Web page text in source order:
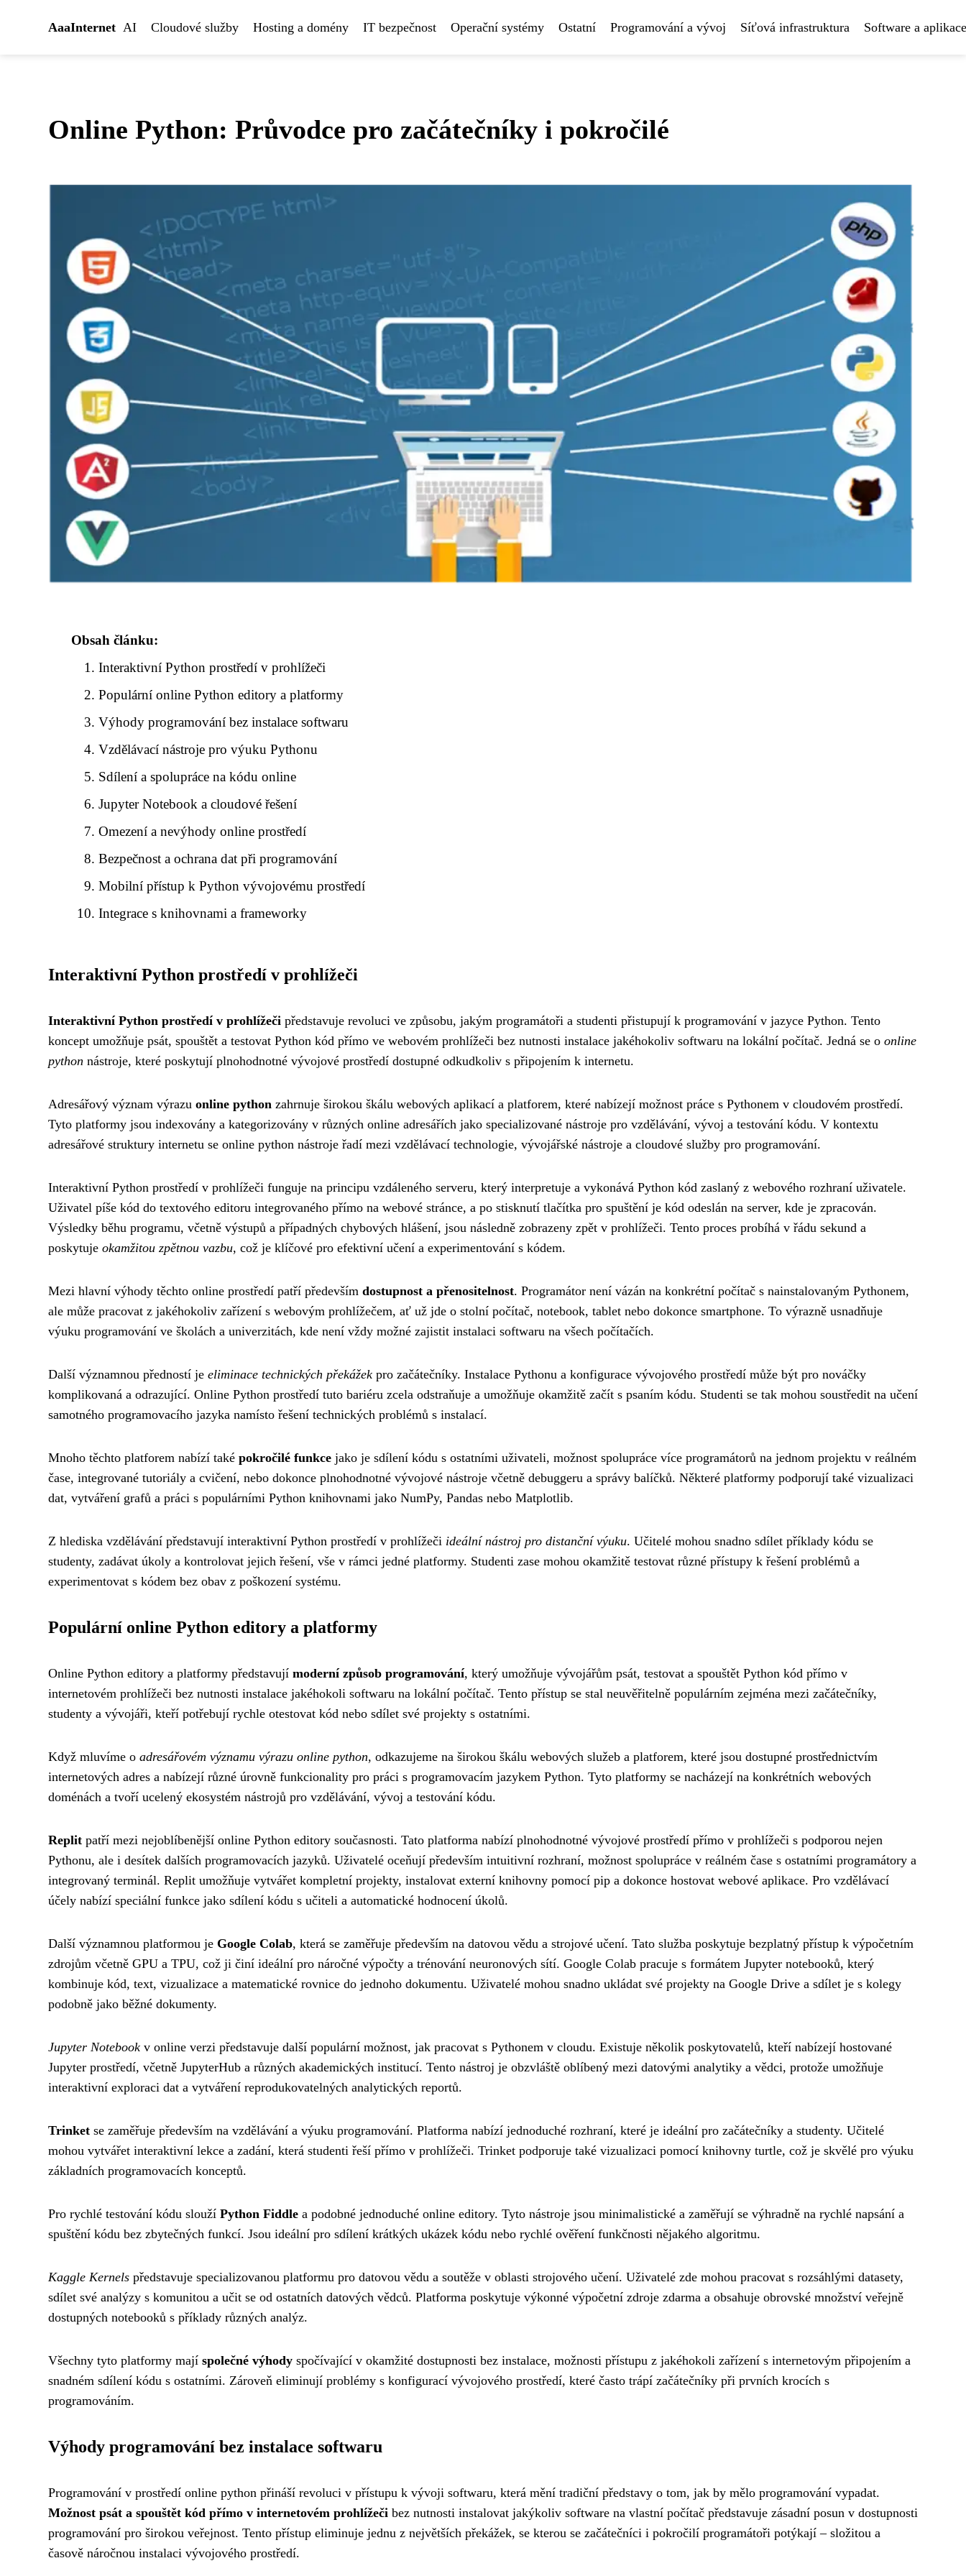
AaaInternet AI Cloudové služby Hosting a domény IT bezpečnost Operační systémy Ostatní Programování a vývoj Síťová infrastruktura Software a aplikace
Online Python: Průvodce pro začátečníky i pokročilé
Obsah článku:
Interaktivní Python prostředí v prohlížeči
Populární online Python editory a platformy
Výhody programování bez instalace softwaru
Vzdělávací nástroje pro výuku Pythonu
Sdílení a spolupráce na kódu online
Jupyter Notebook a cloudové řešení
Omezení a nevýhody online prostředí
Bezpečnost a ochrana dat při programování
Mobilní přístup k Python vývojovému prostředí
Integrace s knihovnami a frameworky
Interaktivní Python prostředí v prohlížeči
Interaktivní Python prostředí v prohlížeči představuje revoluci ve způsobu, jakým programátoři a studenti přistupují k programování v jazyce Python. Tento
koncept umožňuje psát, spouštět a testovat Python kód přímo ve webovém prohlížeči bez nutnosti instalace jakéhokoliv softwaru na lokální počítač. Jedná se o online
python nástroje, které poskytují plnohodnotné vývojové prostředí dostupné odkudkoliv s připojením k internetu.
Adresářový význam výrazu online python zahrnuje širokou škálu webových aplikací a platforem, které nabízejí možnost práce s Pythonem v cloudovém prostředí.
Tyto platformy jsou indexovány a kategorizovány v různých online adresářích jako specializované nástroje pro vzdělávání, vývoj a testování kódu. V kontextu
adresářové struktury internetu se online python nástroje řadí mezi vzdělávací technologie, vývojářské nástroje a cloudové služby pro programování.
Interaktivní Python prostředí v prohlížeči funguje na principu vzdáleného serveru, který interpretuje a vykonává Python kód zaslaný z webového rozhraní uživatele.
Uživatel píše kód do textového editoru integrovaného přímo na webové stránce, a po stisknutí tlačítka pro spuštění je kód odeslán na server, kde je zpracován.
Výsledky běhu programu, včetně výstupů a případných chybových hlášení, jsou následně zobrazeny zpět v prohlížeči. Tento proces probíhá v řádu sekund a
poskytuje okamžitou zpětnou vazbu, což je klíčové pro efektivní učení a experimentování s kódem.
Mezi hlavní výhody těchto online prostředí patří především dostupnost a přenositelnost. Programátor není vázán na konkrétní počítač s nainstalovaným Pythonem,
ale může pracovat z jakéhokoliv zařízení s webovým prohlížečem, ať už jde o stolní počítač, notebook, tablet nebo dokonce smartphone. To výrazně usnadňuje
výuku programování ve školách a univerzitách, kde není vždy možné zajistit instalaci softwaru na všech počítačích.
Další významnou předností je eliminace technických překážek pro začátečníky. Instalace Pythonu a konfigurace vývojového prostředí může být pro nováčky
komplikovaná a odrazující. Online Python prostředí tuto bariéru zcela odstraňuje a umožňuje okamžitě začít s psaním kódu. Studenti se tak mohou soustředit na učení
samotného programovacího jazyka namísto řešení technických problémů s instalací.
Mnoho těchto platforem nabízí také pokročilé funkce jako je sdílení kódu s ostatními uživateli, možnost spolupráce více programátorů na jednom projektu v reálném
čase, integrované tutoriály a cvičení, nebo dokonce plnohodnotné vývojové nástroje včetně debuggeru a správy balíčků. Některé platformy podporují také vizualizaci
dat, vytváření grafů a práci s populárními Python knihovnami jako NumPy, Pandas nebo Matplotlib.
Z hlediska vzdělávání představují interaktivní Python prostředí v prohlížeči ideální nástroj pro distanční výuku. Učitelé mohou snadno sdílet příklady kódu se
studenty, zadávat úkoly a kontrolovat jejich řešení, vše v rámci jedné platformy. Studenti zase mohou okamžitě testovat různé přístupy k řešení problémů a
experimentovat s kódem bez obav z poškození systému.
Populární online Python editory a platformy
Online Python editory a platformy představují moderní způsob programování, který umožňuje vývojářům psát, testovat a spouštět Python kód přímo v
internetovém prohlížeči bez nutnosti instalace jakéhokoli softwaru na lokální počítač. Tento přístup se stal neuvěřitelně populárním zejména mezi začátečníky,
studenty a vývojáři, kteří potřebují rychle otestovat kód nebo sdílet své projekty s ostatními.
Když mluvíme o adresářovém významu výrazu online python, odkazujeme na širokou škálu webových služeb a platforem, které jsou dostupné prostřednictvím
internetových adres a nabízejí různé úrovně funkcionality pro práci s programovacím jazykem Python. Tyto platformy se nacházejí na konkrétních webových
doménách a tvoří ucelený ekosystém nástrojů pro vzdělávání, vývoj a testování kódu.
Replit patří mezi nejoblíbenější online Python editory současnosti. Tato platforma nabízí plnohodnotné vývojové prostředí přímo v prohlížeči s podporou nejen
Pythonu, ale i desítek dalších programovacích jazyků. Uživatelé oceňují především intuitivní rozhraní, možnost spolupráce v reálném čase s ostatními programátory a
integrovaný terminál. Replit umožňuje vytvářet kompletní projekty, instalovat externí knihovny pomocí pip a dokonce hostovat webové aplikace. Pro vzdělávací
účely nabízí speciální funkce jako sdílení kódu s učiteli a automatické hodnocení úkolů.
Další významnou platformou je Google Colab, která se zaměřuje především na datovou vědu a strojové učení. Tato služba poskytuje bezplatný přístup k výpočetním
zdrojům včetně GPU a TPU, což ji činí ideální pro náročné výpočty a trénování neuronových sítí. Google Colab pracuje s formátem Jupyter notebooků, který
kombinuje kód, text, vizualizace a matematické rovnice do jednoho dokumentu. Uživatelé mohou snadno ukládat své projekty na Google Drive a sdílet je s kolegy
podobně jako běžné dokumenty.
Jupyter Notebook v online verzi představuje další populární možnost, jak pracovat s Pythonem v cloudu. Existuje několik poskytovatelů, kteří nabízejí hostované
Jupyter prostředí, včetně JupyterHub a různých akademických institucí. Tento nástroj je obzvláště oblíbený mezi datovými analytiky a vědci, protože umožňuje
interaktivní exploraci dat a vytváření reprodukovatelných analytických reportů.
Trinket se zaměřuje především na vzdělávání a výuku programování. Platforma nabízí jednoduché rozhraní, které je ideální pro začátečníky a studenty. Učitelé
mohou vytvářet interaktivní lekce a zadání, která studenti řeší přímo v prohlížeči. Trinket podporuje také vizualizaci pomocí knihovny turtle, což je skvělé pro výuku
základních programovacích konceptů.
Pro rychlé testování kódu slouží Python Fiddle a podobné jednoduché online editory. Tyto nástroje jsou minimalistické a zaměřují se výhradně na rychlé napsání a
spuštění kódu bez zbytečných funkcí. Jsou ideální pro sdílení krátkých ukázek kódu nebo rychlé ověření funkčnosti nějakého algoritmu.
Kaggle Kernels představuje specializovanou platformu pro datovou vědu a soutěže v oblasti strojového učení. Uživatelé zde mohou pracovat s rozsáhlými datasety,
sdílet své analýzy s komunitou a učit se od ostatních datových vědců. Platforma poskytuje výkonné výpočetní zdroje zdarma a obsahuje obrovské množství veřejně
dostupných notebooků s příklady různých analýz.
Všechny tyto platformy mají společné výhody spočívající v okamžité dostupnosti bez instalace, možnosti přístupu z jakéhokoli zařízení s internetovým připojením a
snadném sdílení kódu s ostatními. Zároveň eliminují problémy s konfigurací vývojového prostředí, které často trápí začátečníky při prvních krocích s
programováním.
Výhody programování bez instalace softwaru
Programování v prostředí online python přináší revoluci v přístupu k vývoji softwaru, která mění tradiční představy o tom, jak by mělo programování vypadat.
Možnost psát a spouštět kód přímo v internetovém prohlížeči bez nutnosti instalovat jakýkoliv software na vlastní počítač představuje zásadní posun v dostupnosti
programování pro širokou veřejnost. Tento přístup eliminuje jednu z největších překážek, se kterou se začátečníci i pokročilí programátoři potýkají – složitou a
časově náročnou instalaci vývojového prostředí.